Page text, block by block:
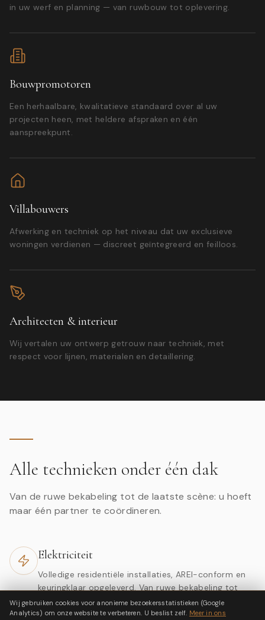
Wij gebruiken cookies voor anonieme bezoekersstatistieken (Google
Analytics) om onze website te verbeteren. U beslist zelf. Meer in ons
in uw werf en planning — van ruwbouw tot oplevering.
Bouwpromotoren
Een herhaalbare, kwalitatieve standaard over al uw
projecten heen, met heldere afspraken en één
aanspreekpunt.
Villabouwers
Afwerking en techniek op het niveau dat uw exclusieve
woningen verdienen — discreet geïntegreerd en feilloos.
Architecten & interieur
Wij vertalen uw ontwerp getrouw naar techniek, met
respect voor lijnen, materialen en detaillering.
Alle technieken onder één dak
Van de ruwe bekabeling tot de laatste scène: u hoeft
maar één partner te coördineren.
Elektriciteit
Volledige residentiële installaties, AREI-conform en
keuringklaar opgeleverd. Van ruwe bekabeling tot
afwerking.